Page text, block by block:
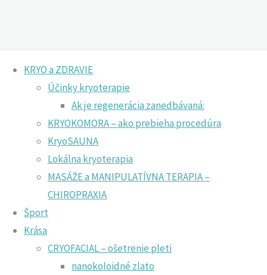
KRYO a ZDRAVIE
Účinky kryoterapie
Ak je regenerácia zanedbávaná:
KRYOKOMORA – ako prebieha procedúra
KryoSAUNA
Lokálna kryoterapia
MASÁŽE a MANIPULATÍVNA TERAPIA –
CHIROPRAXIA
Šport
Krása
CRYOFACIAL – ošetrenie pleti
nanokoloidné zlato
PROGRAM do plaviek po celý rok
KrásaPROGRAM do plaviek po celý rok